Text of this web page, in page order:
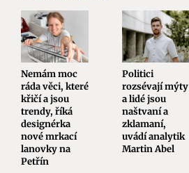
Nemám moc
ráda věci, které
křičí a jsou
trendy, říká
designérka
nové mrkací
lanovky na
Petřín
Politici
rozsévají mýty
a lidé jsou
naštvaní a
zklamaní,
uvádí analytik
Martin Abel